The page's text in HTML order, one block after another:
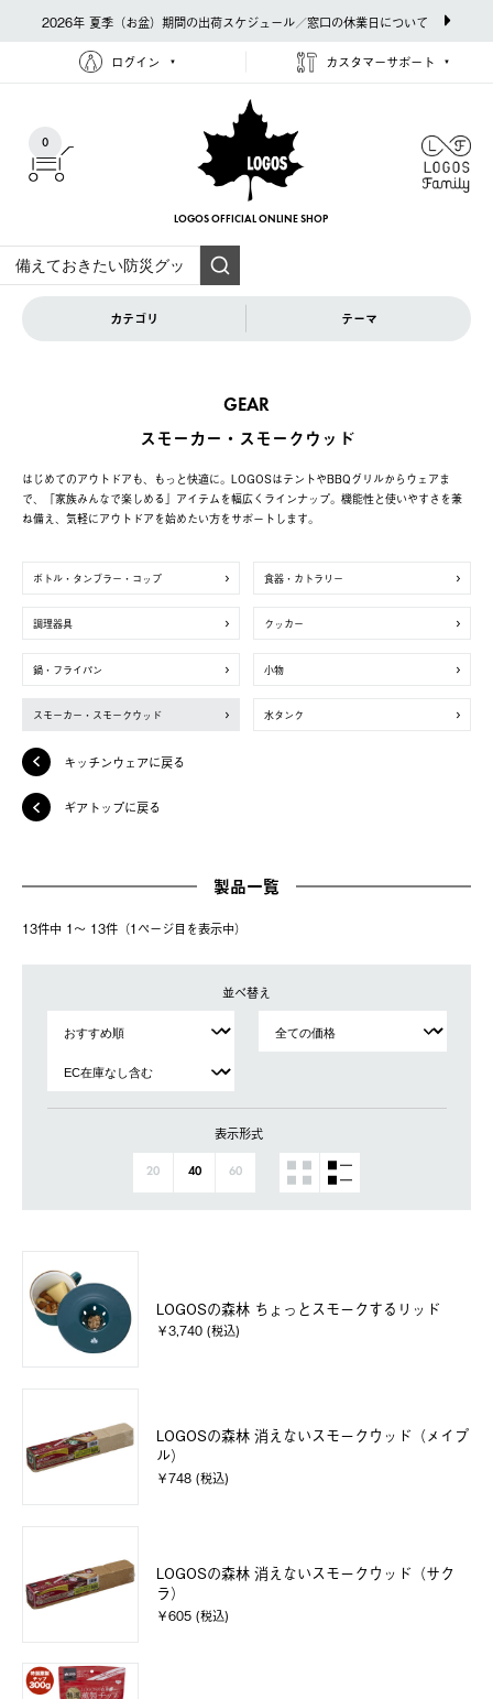
2026年 夏季（お盆）期間の出荷スケジュール／窓口の休業日について
ログイン カスタマーサポート
0
LOGOS OFFICIAL ONLINE SHOP
カテゴリ テーマ
GEAR
スモーカー・スモークウッド
はじめてのアウトドアも、もっと快適に。LOGOSはテントやBBQグリルからウェアま
で、「家族みんなで楽しめる」アイテムを幅広くラインナップ。機能性と使いやすさを兼
ね備え、気軽にアウトドアを始めたい方をサポートします。
ボトル・タンブラー・コップ 食器・カトラリー
調理器具 クッカー
鍋・フライパン 小物
スモーカー・スモークウッド 水タンク
キッチンウェアに戻る
ギアトップに戻る
製品一覧
13件中 1〜 13件（1ページ⽬を表⽰中）
並べ替え
表示形式
20 40 60
LOGOSの森林 ちょっとスモークするリッド
￥3,740 (税込)
LOGOSの森林 消えないスモークウッド（メイプ
ル）
￥748 (税込)
LOGOSの森林 消えないスモークウッド（サク
ラ）
￥605 (税込)